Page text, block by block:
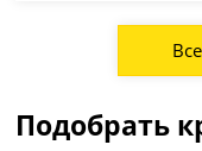
Подобрать